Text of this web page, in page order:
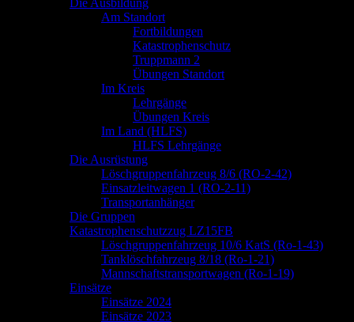
Die Ausbildung
Am Standort
Fortbildungen
Katastrophenschutz
Truppmann 2
Übungen Standort
Im Kreis
Lehrgänge
Übungen Kreis
Im Land (HLFS)
HLFS Lehrgänge
Die Ausrüstung
Löschgruppenfahrzeug 8/6 (RO-2-42)
Einsatzleitwagen 1 (RO-2-11)
Transportanhänger
Die Gruppen
Katastrophenschutzzug LZ15FB
Löschgruppenfahrzeug 10/6 KatS (Ro-1-43)
Tanklöschfahrzeug 8/18 (Ro-1-21)
Mannschaftstransportwagen (Ro-1-19)
Einsätze
Einsätze 2024
Einsätze 2023